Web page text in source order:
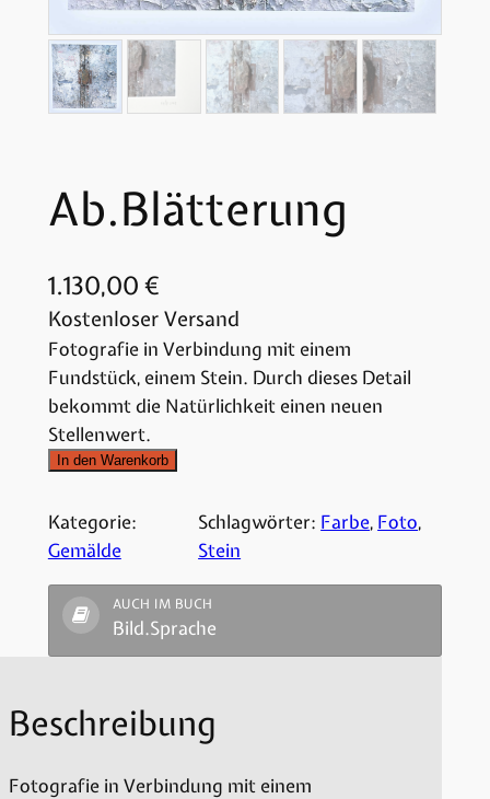
Ab.Blätterung
1.130,00€
Kostenloser Versand
Fotografie in Verbindung mit einem
Fundstück, einem Stein. Durch dieses Detail
bekommt die Natürlichkeit einen neuen
Stellenwert.
In den Warenkorb
Kategorie:
Gemälde
Schlagwörter: Farbe, Foto
Stein
AUCH IM BUCH
Bild.Sprache
Beschreibung
Fotografie in Verbindung mit einem